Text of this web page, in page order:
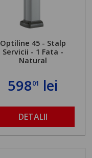
Optiline 45 - Stalp
Servicii - 1 Fata -
Natural
59801 lei
DETALII